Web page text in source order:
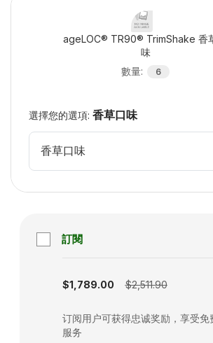
ageLOC® TR90® TrimShake 香
味
數量: 6
選擇您的選項: 香草口味
香草口味
訂閱
$1,789.00 $2,511.90
订阅用户可获得忠诚奖励，享受免
服务